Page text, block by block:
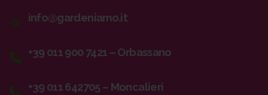
info@gardeniamo.it
+39 011 900 7421 – Orbassano
+39 011 642705 – Moncalieri